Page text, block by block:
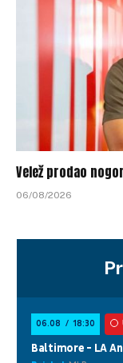
Velež prodao
06/08/2026